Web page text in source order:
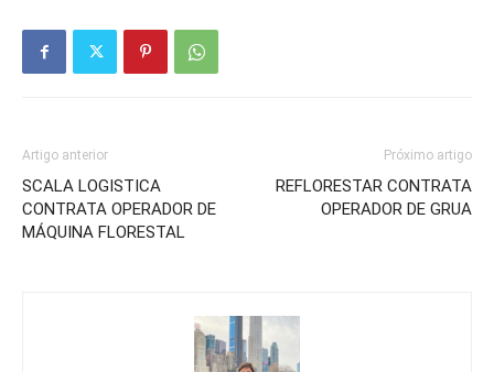
Artigo anterior
SCALA LOGISTICA
CONTRATA OPERADOR DE
MÁQUINA FLORESTAL
Próximo artigo
REFLORESTAR CONTRATA
OPERADOR DE GRUA